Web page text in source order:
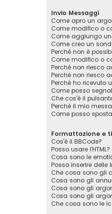
Invio Messaggi
Come apro un
Come modifico o
Come aggiungo
Come creo un
Perché non è
Come modifico o
Perché non riesco
Perché non riesco
Perché ho ricevuto
Come posso
Che cos’è il
Perché il mio
Come posso
Formattazione e
Cos’è il BBCode?
Posso usare l’HTML?
Cosa sono le
Posso inserire delle
Che cosa sono gli
Cosa sono gli
Cosa sono gli
Cosa sono gli
Che cosa sono le